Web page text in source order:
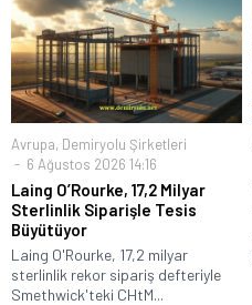
Avrupa, Demiryolu Şirketleri
6 Ağustos 2026 14:16
Laing O’Rourke, 17,2 Milyar
Sterlinlik Siparişle Tesis
Büyütüyor
Laing O'Rourke, 17,2 milyar
sterlinlik rekor sipariş defteriyle
Smethwick'teki CHtM...